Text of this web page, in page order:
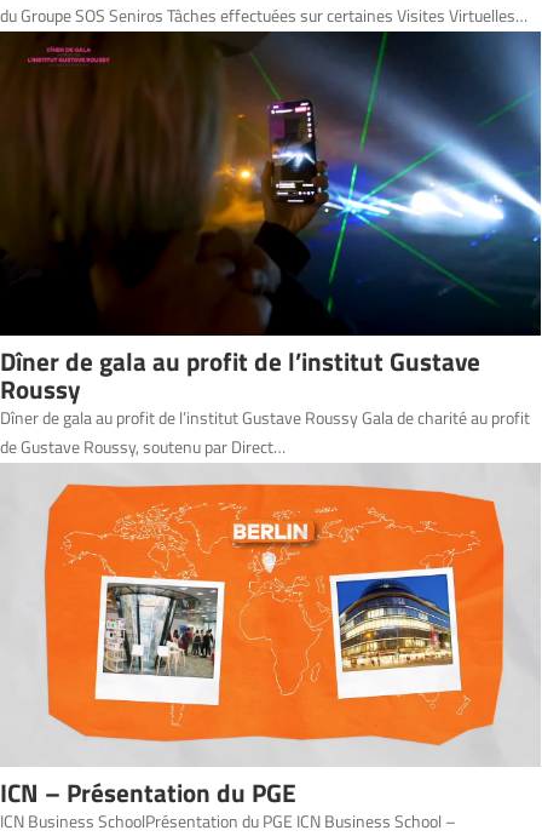
du Groupe SOS Seniros Tâches effectuées sur certaines Visites Virtuelles…
Dîner de gala au profit de l’institut Gustave
Roussy
Dîner de gala au profit de l’institut Gustave Roussy Gala de charité au profit
de Gustave Roussy, soutenu par Direct…
ICN – Présentation du PGE
ICN Business SchoolPrésentation du PGE ICN Business School –